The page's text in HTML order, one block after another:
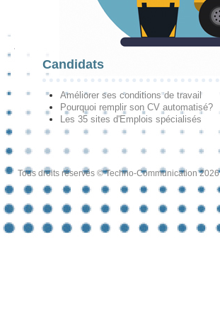
Candidats
Améliorer ses conditions de travail
Pourquoi remplir son CV automatisé?
Les 35 sites d'Emplois spécialisés
Tous droits réservés © Techno-Communication 2026